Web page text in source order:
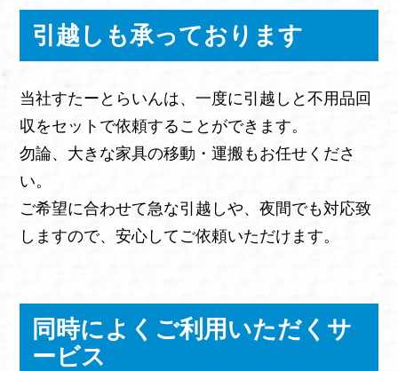
引越しも承っております
当社すたーとらいんは、一度に引越しと不用品回
収をセットで依頼することができます。
勿論、大きな家具の移動・運搬もお任せくださ
い。
ご希望に合わせて急な引越しや、夜間でも対応致
しますので、安心してご依頼いただけます。
同時によくご利用いただくサ
ービス